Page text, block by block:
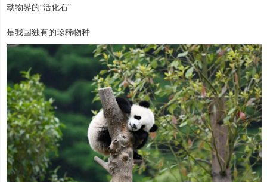
动物界的“活化石”
是我国独有的珍稀物种